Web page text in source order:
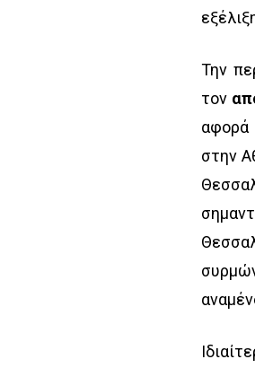
Την
τον
αφορά
στην